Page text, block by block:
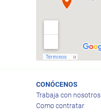
CONÓCENOS
Trabaja con nosotros
Como contratar